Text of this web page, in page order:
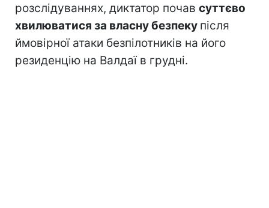
розслідуваннях, диктатор почав суттєво
хвилюватися за власну безпеку після
ймовірної атаки безпілотників на його
резиденцію на Валдаї в грудні.